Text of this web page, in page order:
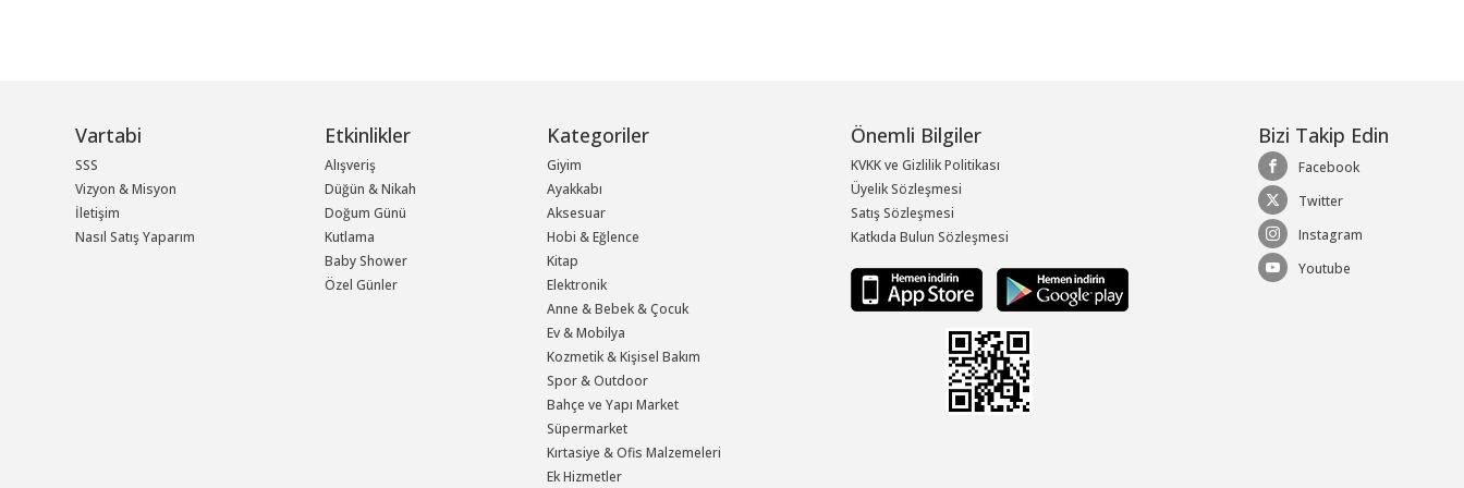
Vartabi
SSS
Vizyon & Misyon
İletişim
Nasıl Satış Yaparım
Etkinlikler
Alışveriş
Düğün & Nikah
Doğum Günü
Kutlama
Baby Shower
Özel Günler
Kategoriler
Giyim
Ayakkabı
Aksesuar
Hobi & Eğlence
Kitap
Elektronik
Anne & Bebek & Çocuk
Ev & Mobilya
Kozmetik & Kişisel Bakım
Spor & Outdoor
Bahçe ve Yapı Market
Süpermarket
Kırtasiye & Ofis Malzemeleri
Ek Hizmetler
Önemli Bilgiler
KVKK ve Gizlilik Politikası
Üyelik Sözleşmesi
Satış Sözleşmesi
Katkıda Bulun Sözleşmesi
Bizi Takip Edin
Facebook
Twitter
Instagram
Youtube